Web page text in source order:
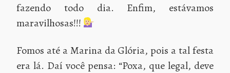
fazendo todo dia. Enfim, estávamos
maravilhosas!!!
Fomos até a Marina da Glória, pois a tal festa
era lá. Daí você pensa: “Poxa, que legal, deve